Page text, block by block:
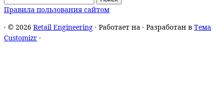
Правила пользования сайтом
· © 2026 Retail Engineering · Работает на · Разработан в Тема
Customizr ·